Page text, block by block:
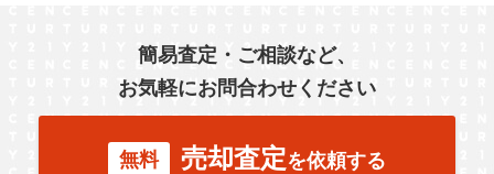
幸手市 北葛飾郡 富士見市
東京都北区 足立区
簡易査定・ご相談など、
お気軽にお問合わせください
無料 売却査定を依頼する